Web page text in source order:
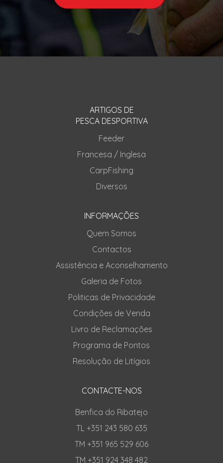
ARTIGOS DE
PESCA DESPORTIVA
Feeder
Francesa / Inglesa
CarpFishing
Diversos
INFORMAÇÕES
Quem Somos
Contactos
Assistência e Aconselhamento
Galeria de Fotos
Politicas de Privacidade
Condições de Venda
Livro de Reclamações
Programa de Pontos
Resolução de Litígios
CONTACTE-NOS
Benfica do Ribatejo
TL +351 243 580 635
TM +351 965 529 606
TM +351 924 348 482